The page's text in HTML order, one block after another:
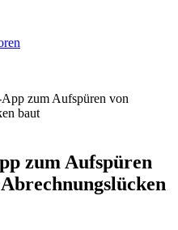
zum Aufspüren von
baut
zum Aufspüren